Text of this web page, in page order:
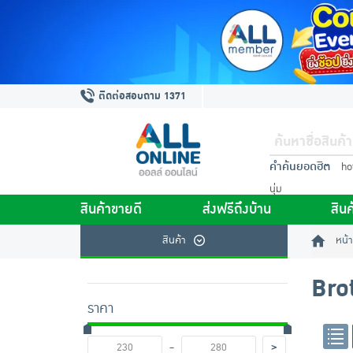
ติดต่อสอบถาม 1371
คำค้นยอดฮิต
นุ่ม
สินค้าขายดี ส่งฟรีถึงบ้าน สิน
สินค้า หน้
ราคา
-
>